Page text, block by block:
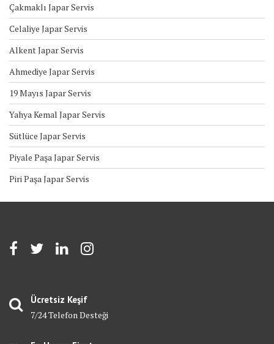
Çakmaklı Japar Servis
Celaliye Japar Servis
Alkent Japar Servis
Ahmediye Japar Servis
19 Mayıs Japar Servis
Yahya Kemal Japar Servis
Sütlüce Japar Servis
Piyale Paşa Japar Servis
Piri Paşa Japar Servis
Ücretsiz Keşif
7/24 Telefon Desteği